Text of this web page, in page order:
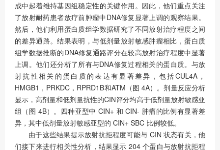
成中起着维持基因组稳定性的关键作用。因此，他们重点关注
了放射耐药患者放疗前肿瘤中DNA修复显著上调的观察结果。
然后，他们利用蛋白质组学数据研究了不同放射治疗程度之间
的差异通路。结果表明，与低剂量放射敏感肿瘤相比，蛋白质
组学数据推断的DNA修复通路评分在较高放射治疗程度中显著
上调。他们还分析了所有与DNA修复过程相关的蛋白质。与放
射抗性相关的蛋白质的表达有显著差异，包括CUL4A，
HMGB1，PRKDC，RPRD1B和ATM（图 4A）。剂量反应分析
显示，高剂量和低剂量抗性的CIN评分均高于低剂量放射敏感亚
组（图 4B）。四种亚型中 CIN+ 和 CIN- 肿瘤的比例有显著差
异，其中低剂量放射敏感亚型的 CIN+ SBC 比例较低。
由于这些结果提示放射抗拒程度可能与 CIN 状态有关，他
们接下来进行相关性分析，结果显示 204 个蛋白与放射抗拒程